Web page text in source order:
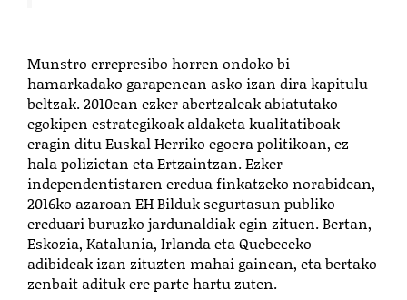
Munstro errepresibo horren ondoko bi
hamarkadako garapenean asko izan dira kapitulu
beltzak. 2010ean ezker abertzaleak abiatutako
egokipen estrategikoak aldaketa kualitatiboak
eragin ditu Euskal Herriko egoera politikoan, ez
hala polizietan eta Ertzaintzan.Ezker
independentistaren eredua finkatzeko norabidean,
2016ko azaroan EH Bilduk segurtasun publiko
ereduari buruzko jardunaldiak egin zituen. Bertan,
Eskozia, Katalunia, Irlanda eta Quebeceko
adibideak izan zituzten mahai gainean, eta bertako
zenbait adituk ere parte hartu zuten.